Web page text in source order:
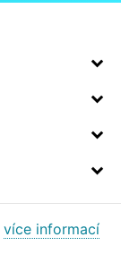
více informací